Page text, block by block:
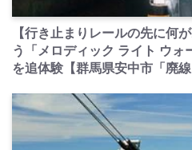
【行き止まりレールの先に何
う「メロディック ライト ウォ
を追体験【群馬県安中市「廃線